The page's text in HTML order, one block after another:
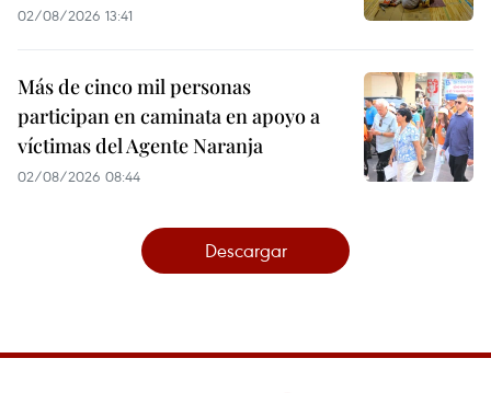
02/08/2026 13:41
Más de cinco mil personas
participan en caminata en apoyo a
víctimas del Agente Naranja
02/08/2026 08:44
Descargar